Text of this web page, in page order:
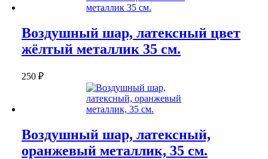
Воздушный шар, латексный цвет
жёлтый металлик 35 см.
250 ₽
Воздушный шар, латексный,
оранжевый металлик, 35 см.